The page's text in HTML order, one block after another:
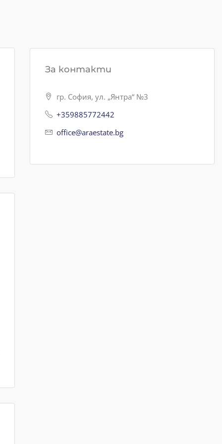
За контакти
гр. София, ул. „Янтра“ №3
+359885772442
office@araestate.bg